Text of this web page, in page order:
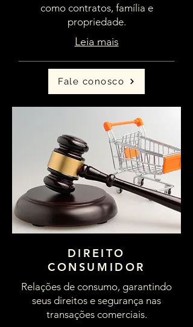
como contratos, família e
propriedade.
Leia mais
Fale conosco
DIREITO
CONSUMIDOR
Relações de consumo, garantindo
seus direitos e segurança nas
transações comerciais.